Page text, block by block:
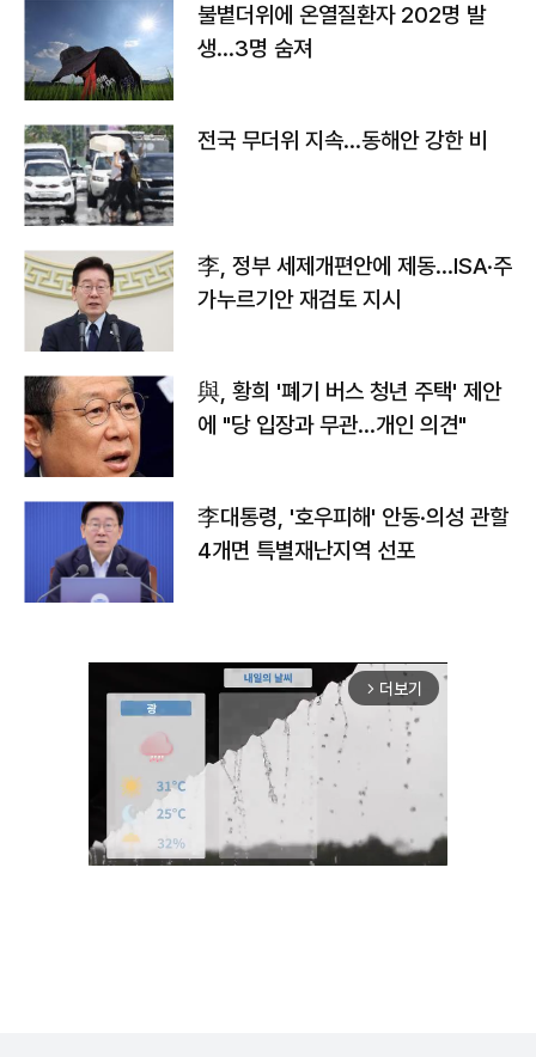
불볕더위에 온열질환자 202명 발
생…3명 숨져
전국 무더위 지속…동해안 강한 비
李, 정부 세제개편안에 제동…ISA·주
가누르기안 재검토 지시
與, 황희 '폐기 버스 청년 주택' 제안
에 "당 입장과 무관…개인 의견"
李대통령, '호우피해' 안동·의성 관할
4개면 특별재난지역 선포
arrow_forward_ios 더보기